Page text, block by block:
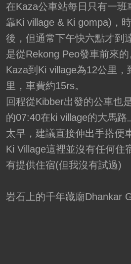
在Kaza公車站每日只有一班
靠Ki village & Ki gompa)，
後，但通常下午快六點才到
是從Rekong Peo發車前來的
Kaza到Ki village為12公里
里，車費約15rs。
回程從Kibber出發的公車也
的07:40在ki village的大馬路
太早，建議直接伸出手搭便
Ki Village這裡並沒有任何住
有提供住宿(但我沒有試過)
岩石上的千年藏廟Dhankar